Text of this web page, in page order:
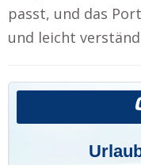
passt, und das
und leicht